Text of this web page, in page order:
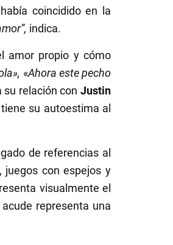
coincidido en la
indica.
amor propio y cómo
«Ahora este pecho
su relación conJustin
su autoestima al
de referencias al
juegos con espejos y
visualmente el
representa una